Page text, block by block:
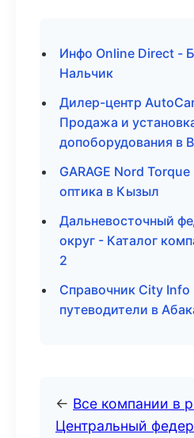
Инфо Online Direct -
Нальчик
Дилер-центр
Продажа и
допоборудования в
GARAGE Nord
оптика в Кызыл
Дальневосточный
округ - Каталог
2
Справочник City Info
путеводители в
← Все компании в
Центральный